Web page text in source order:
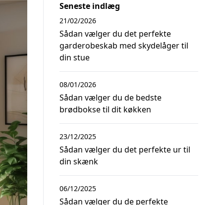
Seneste indlæg
Sådan vælger du det perfekte
garderobeskab med skydelåger til
din stue
21/02/2026
Sådan vælger du de bedste
brødbokse til dit køkken
08/01/2026
Sådan vælger du det perfekte ur til
din skænk
23/12/2025
Sådan vælger du de perfekte
06/12/2025